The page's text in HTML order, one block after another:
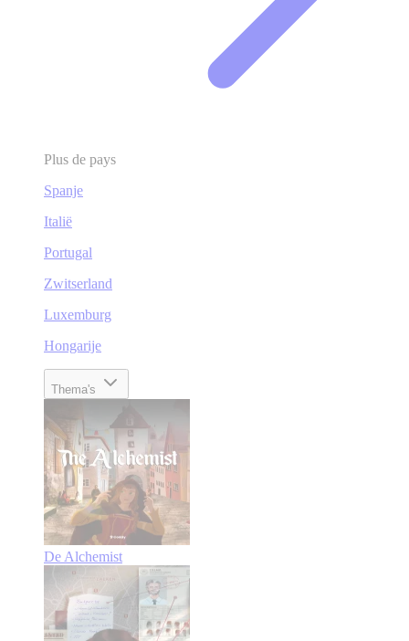
Plus de pays
Spanje
Italië
Portugal
Zwitserland
Luxemburg
Hongarije
Thema's
De Alchemist